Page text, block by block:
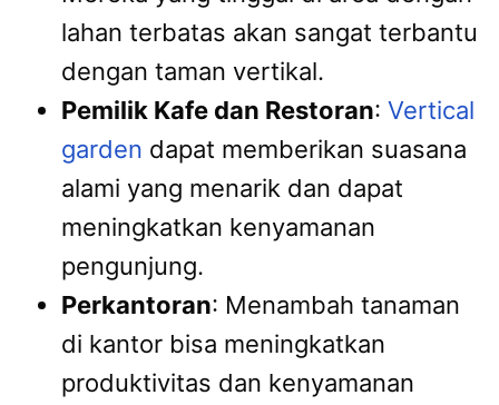
lahan terbatas akan sangat terbantu
dengan taman vertikal.
Pemilik Kafe dan Restoran: Vertical
garden dapat memberikan suasana
alami yang menarik dan dapat
meningkatkan kenyamanan
pengunjung.
Perkantoran: Menambah tanaman
di kantor bisa meningkatkan
produktivitas dan kenyamanan